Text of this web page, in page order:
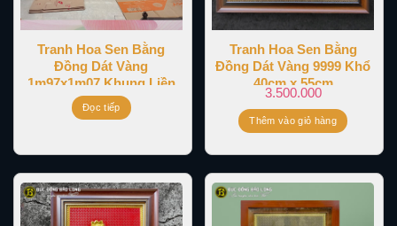
Tranh Hoa Sen Bằng
Đồng Dát Vàng
1m97x1m07 Khung Liền
Đồng
Đọc tiếp
Tranh Hoa Sen Bằng
Đồng Dát Vàng 9999 Khổ
40cm x 55cm
3.500.000
Thêm vào giỏ hàng